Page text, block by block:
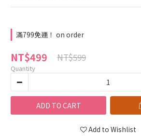
滿799免運！ on order
NT$499 NT$599
Quantity
ADD TO CART
Add to Wishlist